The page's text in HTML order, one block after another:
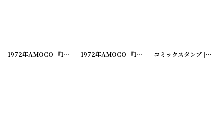
1972年AMOCO 『1952 I LIKE IKE』大統領選挙キャンペーンピンバッチ 1972年AMOCO 『1960 STUDENTS FOR KENNEDY』大統領選挙キャンペーンピンバッチ コミックスタンプ [